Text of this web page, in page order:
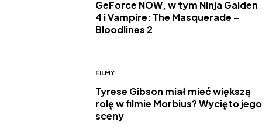
GeForce NOW, w tym Ninja Gaiden
4 i Vampire: The Masquerade –
Bloodlines 2
FILMY
Tyrese Gibson miał mieć większą
rolę w filmie Morbius? Wycięto jego
sceny